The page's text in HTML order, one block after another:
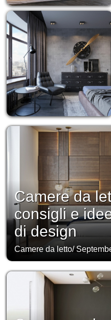
Camere da
consigli e
di design
Camere da letto/